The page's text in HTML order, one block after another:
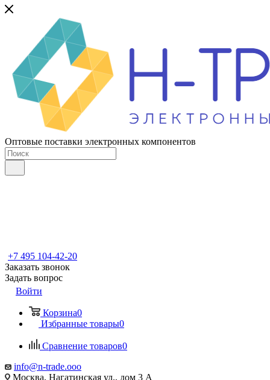
Оптовые поставки электронных компонентов
+7 495 104-42-20
Заказать звонок
Задать вопрос
Войти
Корзина0
Избранные товары0
Сравнение товаров0
info@n-trade.ooo
Москва, Нагатинская ул., дом 3 А